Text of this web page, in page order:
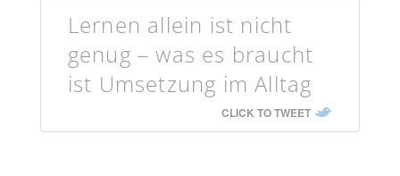
Lernen allein ist nicht
genug – was es braucht
ist Umsetzung im Alltag
CLICK TO TWEET